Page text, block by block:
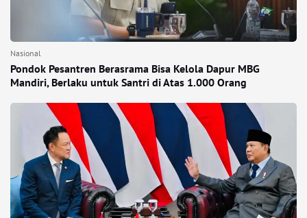
Nasional
Pondok Pesantren Berasrama Bisa Kelola Dapur MBG
Mandiri, Berlaku untuk Santri di Atas 1.000 Orang